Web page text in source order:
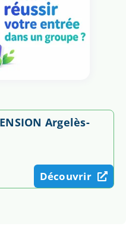
Argelès-
Découvrir